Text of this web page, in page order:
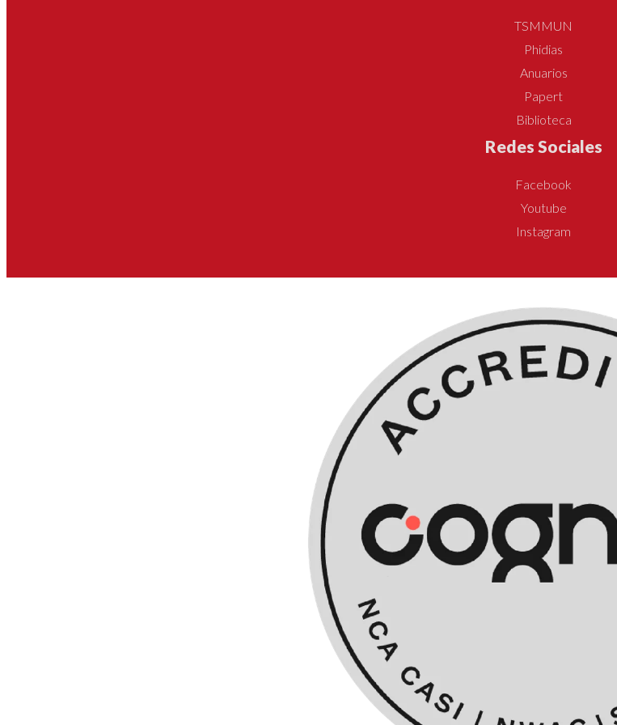
TSMMUN
Phidias
Anuarios
Papert
Biblioteca
Redes Sociales
Facebook
Youtube
Instagram